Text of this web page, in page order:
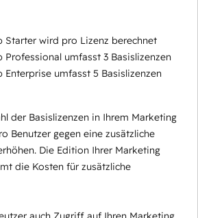
Starter wird pro Lizenz berechnet
Professional umfasst 3 Basislizenzen
Enterprise umfasst 5 Basislizenzen
der Basislizenzen in Ihrem Marketing
Benutzer gegen eine zusätzliche
Die Edition Ihrer Marketing
die Kosten für zusätzliche